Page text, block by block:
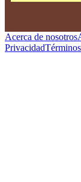
Acerca de nosotros
Privacidad